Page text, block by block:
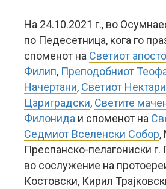
На 24.10.2021 г., во
по Педесетница, кога го
споменот на Светиот
Филип, Преподобниот
Начертани, Светиот
Цариградски, Светите
Филонида и споменот на
Седмиот Вселенски Собор,
Преспанско-пелагониски г.
во сослужение на
Костовски, Кирил